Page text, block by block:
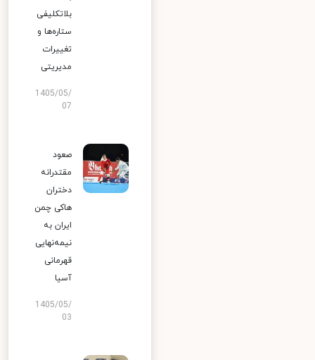
بلاتکلیفی
ستاره‌ها و
تغییرات
مدیریتی
1405/05/
07
صعود
مقتدرانه
دختران
هاکی چمن
ایران به
نیمه‌نهایی
قهرمانی
آسیا
1405/05/
03